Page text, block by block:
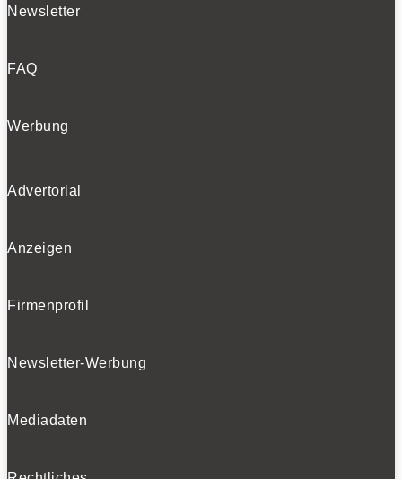
Newsletter
FAQ
Werbung
Advertorial
Anzeigen
Firmenprofil
Newsletter-Werbung
Mediadaten